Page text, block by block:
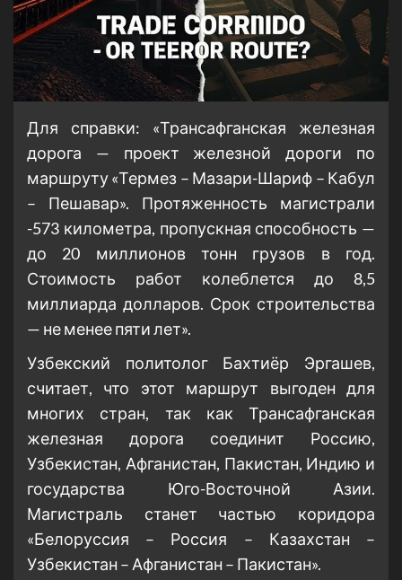
Для справки: «Трансафганская железная
дорога — проект железной дороги по
маршруту «Термез – Мазари-Шариф – Кабул
– Пешавар». Протяженность магистрали
-573 километра, пропускная способность —
до 20 миллионов тонн грузов в год.
Стоимость работ колеблется до 8,5
миллиарда долларов. Срок строительства
— не менее пяти лет».
Узбекский политолог Бахтиёр Эргашев,
считает, что этот маршрут выгоден для
многих стран, так как Трансафганская
железная дорога соединит Россию,
Узбекистан, Афганистан, Пакистан, Индию и
государства Юго-Восточной Азии.
Магистраль станет частью коридора
«Белоруссия – Россия – Казахстан –
Узбекистан – Афганистан – Пакистан».